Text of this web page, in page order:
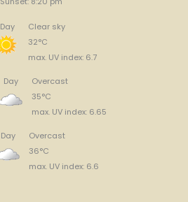
Day
Clear sky
32°C
max. UV index: 6.7
Day
Overcast
35°C
max. UV index: 6.65
Day
Overcast
36°C
max. UV index: 6.6